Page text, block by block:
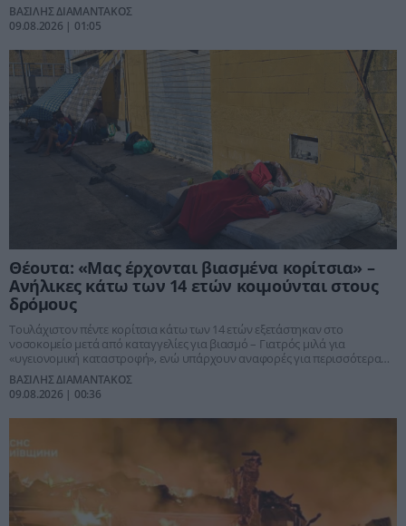
ΒΑΣΙΛΗΣ ΔΙΑΜΑΝΤΑΚΟΣ
09.08.2026 | 01:05
Θέουτα: «Μας έρχονται βιασμένα κορίτσια» –
Ανήλικες κάτω των 14 ετών κοιμούνται στους
δρόμους
Τουλάχιστον πέντε κορίτσια κάτω των 14 ετών εξετάστηκαν στο
νοσοκομείο μετά από καταγγελίες για βιασμό – Γιατρός μιλά για
«υγειονομική καταστροφή», ενώ υπάρχουν αναφορές για περισσότερα
περιστατικά σεξουαλικών επιθέσεων.
ΒΑΣΙΛΗΣ ΔΙΑΜΑΝΤΑΚΟΣ
09.08.2026 | 00:36